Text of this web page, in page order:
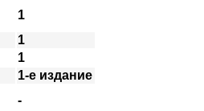
1
1
1
1-е издание
-